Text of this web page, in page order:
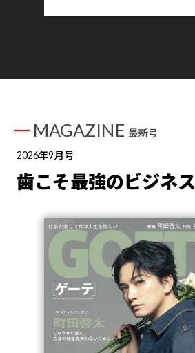
MAGAZINE 最新号
2026年9月号
歯こそ最強のビジネ